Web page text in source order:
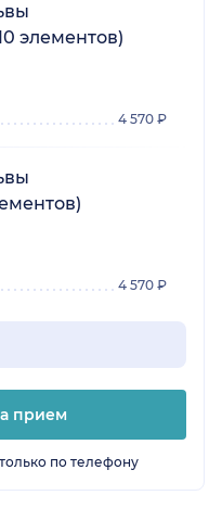
элементов)
4 570 ₽
4 570 ₽
прием
по телефону